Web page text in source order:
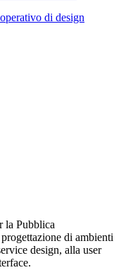
di design
la Pubblica
di ambienti
design, alla user